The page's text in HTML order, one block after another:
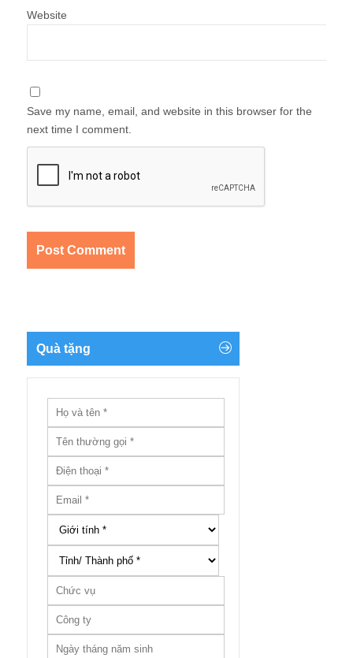
Website
Save my name, email, and website in this browser for the
next time I comment.
Quà tặng